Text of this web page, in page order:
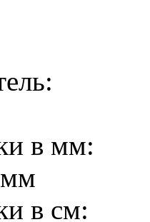
в мм:
в см: